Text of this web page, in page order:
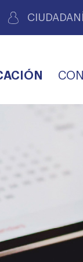
RECETAS
privada